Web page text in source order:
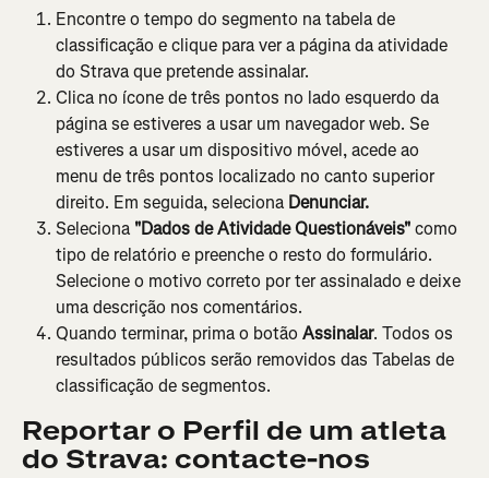
Encontre o tempo do segmento na tabela de
classificação e clique para ver a página da atividade
do Strava que pretende assinalar.
Clica no ícone de três pontos no lado esquerdo da
página se estiveres a usar um navegador web. Se
estiveres a usar um dispositivo móvel, acede ao
menu de três pontos localizado no canto superior
direito. Em seguida, seleciona Denunciar.
Seleciona "Dados de Atividade Questionáveis" como
tipo de relatório e preenche o resto do formulário.
Selecione o motivo correto por ter assinalado e deixe
uma descrição nos comentários.
Quando terminar, prima o botão Assinalar. Todos os
resultados públicos serão removidos das Tabelas de
classificação de segmentos.
Reportar o Perfil de um atleta
do Strava: contacte-nos